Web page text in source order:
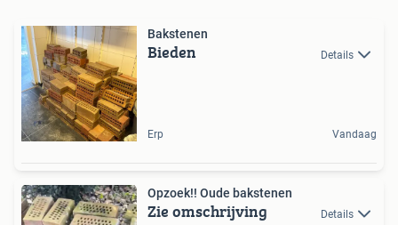
Bakstenen
Bieden Details
Erp Vandaag
Opzoek!! Oude bakstenen
Zie omschrijving Details